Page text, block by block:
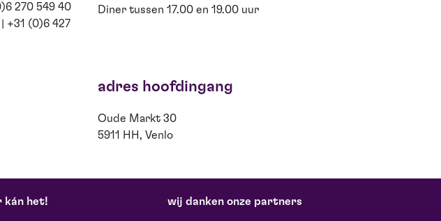
270 549 40
| +31 (0)6 427
Diner tussen 17.00 en 19.00 uur
adres hoofdingang
Oude Markt 30
5911 HH, Venlo
kán het! wij danken onze partners